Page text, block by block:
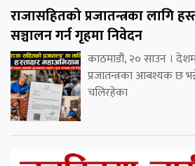
राजासहितको प्रजातन्त्रका लागि
सञ्चालन गर्न गृहमा निवेदन
काठमाडौं, २० साउन ।
प्रजातन्त्रका आबश्यक छ
चलिरहेका